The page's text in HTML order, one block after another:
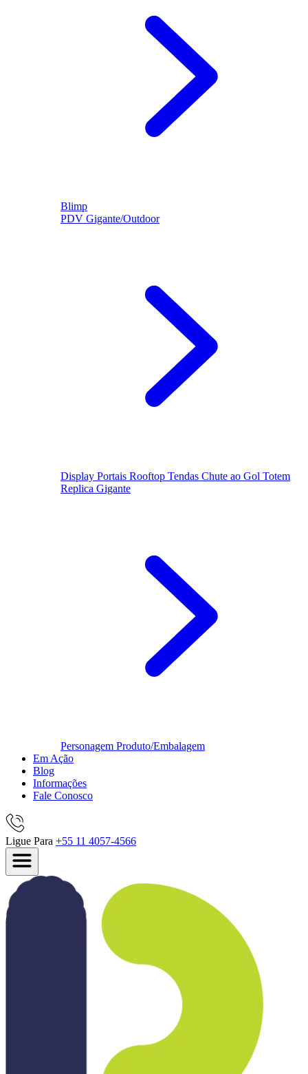
Blimp
PDV Gigante/Outdoor
Display Portais Rooftop Tendas Chute ao Gol Totem
Replica Gigante
Personagem Produto/Embalagem
Em Ação
Blog
Informações
Fale Conosco
Ligue Para +55 11 4057-4566